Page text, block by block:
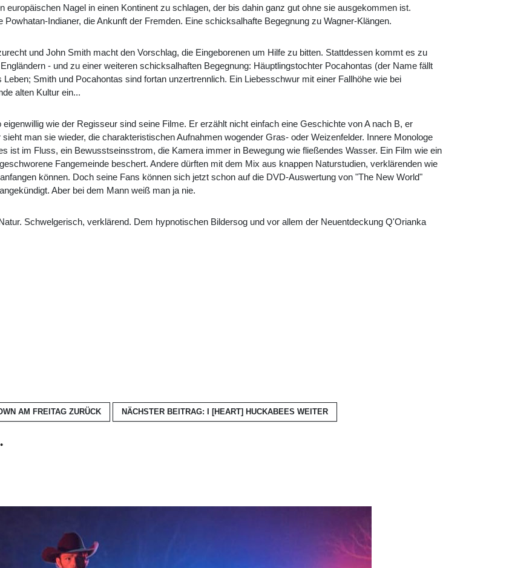
europäischen Nagel in einen Kontinent zu schlagen, der bis dahin ganz gut ohne sie ausgekommen ist.
Indianer, die Ankunft der Fremden. Eine schicksalhafte Begegnung zu Wagner-Klängen.
und John Smith macht den Vorschlag, die Eingeborenen um Hilfe zu bitten. Stattdessen kommt es zu
- und zu einer weiteren schicksalhaften Begegnung: Häuptlingstochter Pocahontas (der Name fällt
Smith und Pocahontas sind fortan unzertrennlich. Ein Liebesschwur mit einer Fallhöhe wie bei
alten Kultur ein...
wie der Regisseur sind seine Filme. Er erzählt nicht einfach eine Geschichte von A nach B, er
man sie wieder, die charakteristischen Aufnahmen wogender Gras- oder Weizenfelder. Innere Monologe
ist im Fluss, ein Bewusstseinsstrom, die Kamera immer in Bewegung wie fließendes Wasser. Ein Film wie ein
Fangemeinde beschert. Andere dürften mit dem Mix aus knappen Naturstudien, verklärenden wie
können. Doch seine Fans können sich jetzt schon auf die DVD-Auswertung von "The New World"
Aber bei dem Mann weiß man ja nie.
Schwelgerisch, verklärend. Dem hypnotischen Bildersog und vor allem der Neuentdeckung Q'Orianka
AM FREITAG ZURÜCK NÄCHSTER BEITRAG: I [HEART] HUCKABEES WEITER